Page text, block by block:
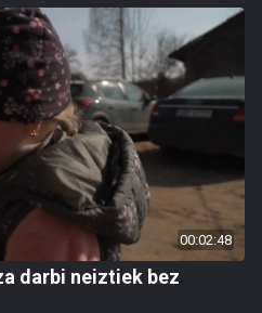
00:02:48
darbi neiztiek bez